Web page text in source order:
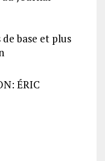
base et plus
ÉRIC